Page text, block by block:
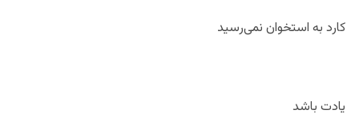
کارد به استخوان نمی‌رسید
یادت باشد